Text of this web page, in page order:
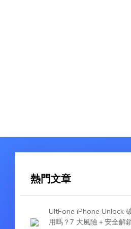
熱門文章
UltFone iPhone Unlock
用嗎？7 大風險＋安全解